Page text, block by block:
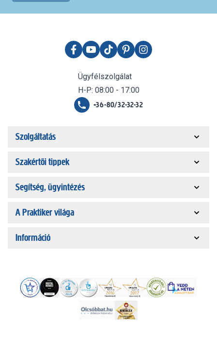
Ügyfélszolgálat
H-P: 08:00 - 17:00
+36-80/32-32-32
Szolgáltatás
Szakértői tippek
Segítség, ügyintézés
A Praktiker világa
Információ